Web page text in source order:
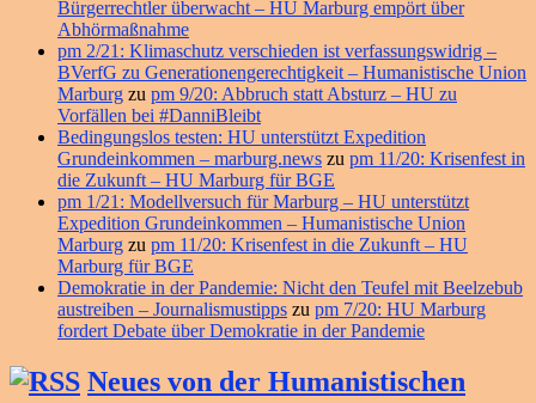
Bürgerrechtler überwacht – HU Marburg empört über
Abhörmaßnahme
pm 2/21: Klimaschutz verschieden ist verfassungswidrig –
BVerfG zu Generationengerechtigkeit – Humanistische Union
Marburg zu pm 9/20: Abbruch statt Absturz – HU zu
Vorfällen bei #DanniBleibt
Bedingungslos testen: HU unterstützt Expedition
Grundeinkommen – marburg.news zu pm 11/20: Krisenfest in
die Zukunft – HU Marburg für BGE
pm 1/21: Modellversuch für Marburg – HU unterstützt
Expedition Grundeinkommen – Humanistische Union
Marburg zu pm 11/20: Krisenfest in die Zukunft – HU
Marburg für BGE
Demokratie in der Pandemie: Nicht den Teufel mit Beelzebub
austreiben – Journalismustipps zu pm 7/20: HU Marburg
fordert Debate über Demokratie in der Pandemie
Neues von der Humanistischen